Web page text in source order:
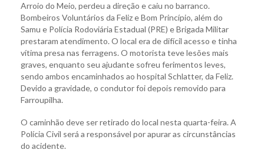
Arroio do Meio, perdeu a direção e caiu no barranco.
Bombeiros Voluntários da Feliz e Bom Princípio, além do
Samu e Polícia Rodoviária Estadual (PRE) e Brigada Militar
prestaram atendimento. O local era de difícil acesso e tinha
vítima presa nas ferragens. O motorista teve lesões mais
graves, enquanto seu ajudante sofreu ferimentos leves,
sendo ambos encaminhados ao hospital Schlatter, da Feliz.
Devido a gravidade, o condutor foi depois removido para
Farroupilha.
O caminhão deve ser retirado do local nesta quarta-feira. A
Polícia Civil será a responsável por apurar as circunstâncias
do acidente.